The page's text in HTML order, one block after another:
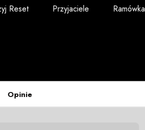
Reset Przyjaciele Ramówka
Opinie